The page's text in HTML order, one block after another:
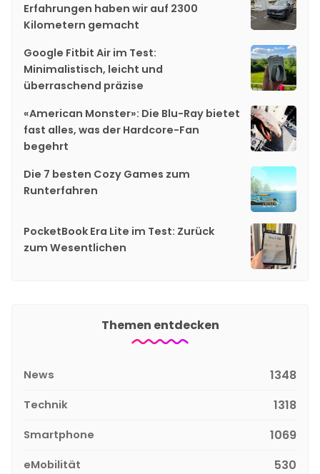
Erfahrungen haben wir auf 2300
Kilometern gemacht
Google Fitbit Air im Test:
Minimalistisch, leicht und
überraschend präzise
«American Monster»: Die Blu-Ray bietet
fast alles, was der Hardcore-Fan
begehrt
Die 7 besten Cozy Games zum
Runterfahren
PocketBook Era Lite im Test: Zurück
zum Wesentlichen
Themen entdecken
News 1348
Technik 1318
Smartphone 1069
eMobilität 530